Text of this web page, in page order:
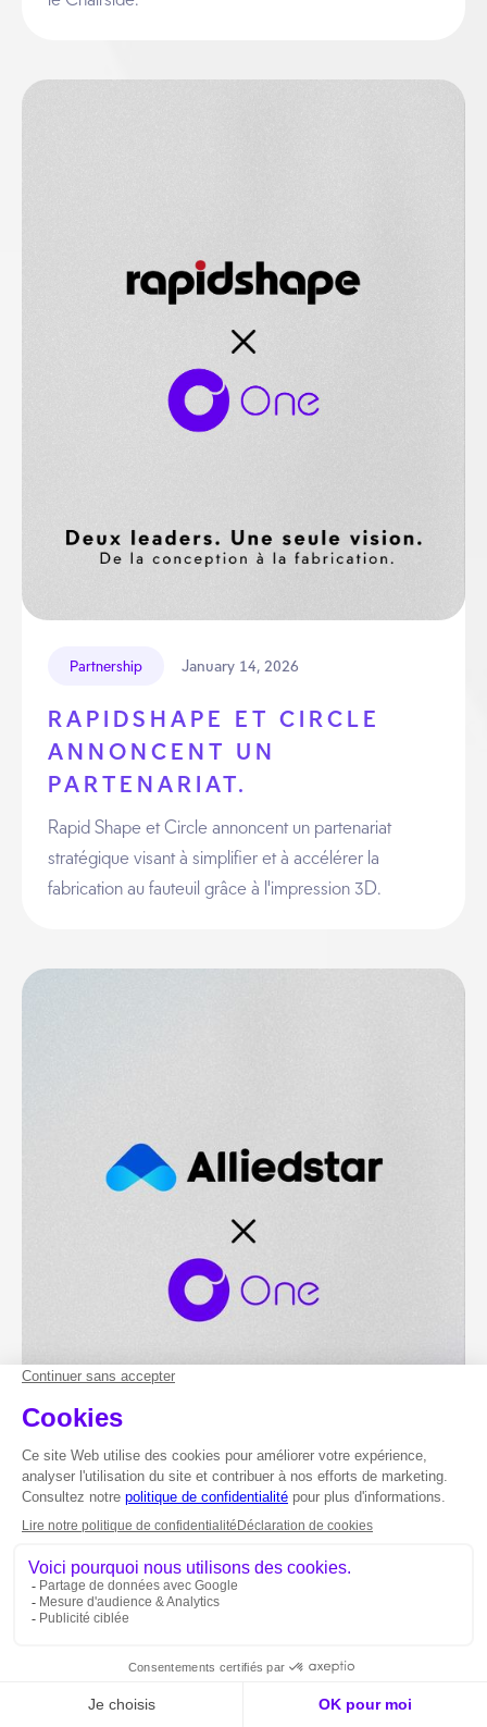
Partnership January 14, 2026
RAPIDSHAPE ET CIRCLE
ANNONCENT UN
PARTENARIAT.
Rapid Shape et Circle annoncent un partenariat
stratégique visant à simplifier et à accélérer la
fabrication au fauteuil grâce à l'impression 3D.
November 27, 2025
ALLIEDSTAR ET CIRCLE
PARTENARIAT À L'ADF
Jeudi 27 Novembre, durant l'ADF Alliedstar et Circle